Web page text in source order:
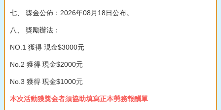
七、 獎金公佈：2026年08月18日公布。
八、 獎勵辦法：
NO.1 獲得 現金$3000元
No.2 獲得 現金$2000元
No.3 獲得 現金$1000元
本次活動獲獎金者須協助填寫正本勞務報酬單